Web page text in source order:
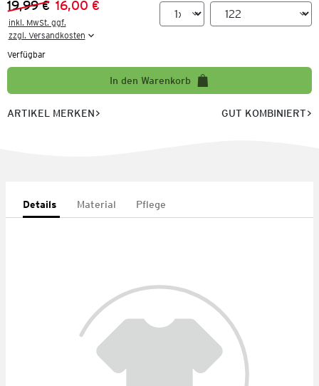
Vorheriger Preis:
19,99 €
Neuer Preis:
16,00 €
inkl. MwSt. ggf.
zzgl. Versandkosten
Verfügbar
In den Warenkorb
ARTIKEL MERKEN GUT KOMBINIERT
Details Material Pflege